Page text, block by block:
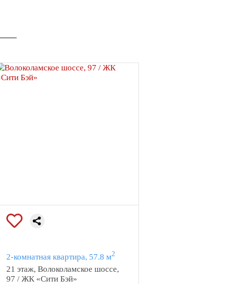
2-комнатная квартира, 57.8 м2
21 этаж, Волоколамское шоссе,
97 / ЖК «Сити Бэй»